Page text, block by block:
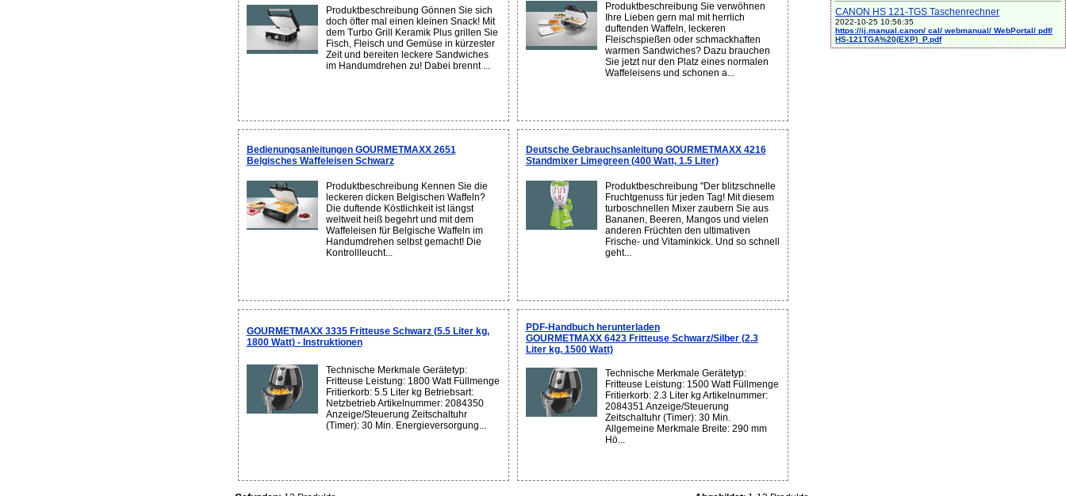
Produktbeschreibung Gönnen Sie sich
doch öfter mal einen kleinen Snack! Mit
dem Turbo Grill Keramik Plus grillen Sie
Fisch, Fleisch und Gemüse in kürzester
Zeit und bereiten leckere Sandwiches
im Handumdrehen zu! Dabei brennt ...
Produktbeschreibung Sie verwöhnen
Ihre Lieben gern mal mit herrlich
duftenden Waffeln, leckeren
Fleischspießen oder schmackhaften
warmen Sandwiches? Dazu brauchen
Sie jetzt nur den Platz eines normalen
Waffeleisens und schonen a...
Bedienungsanleitungen GOURMETMAXX 2651
Belgisches Waffeleisen Schwarz
Produktbeschreibung Kennen Sie die
leckeren dicken Belgischen Waffeln?
Die duftende Köstlichkeit ist längst
weltweit heiß begehrt und mit dem
Waffeleisen für Belgische Waffeln im
Handumdrehen selbst gemacht! Die
Kontrollleucht...
Deutsche Gebrauchsanleitung GOURMETMAXX 4216
Standmixer Limegreen (400 Watt, 1.5 Liter)
Produktbeschreibung "Der blitzschnelle
Fruchtgenuss für jeden Tag! Mit diesem
turboschnellen Mixer zaubern Sie aus
Bananen, Beeren, Mangos und vielen
anderen Früchten den ultimativen
Frische- und Vitaminkick. Und so schnell
geht...
GOURMETMAXX 3335 Fritteuse Schwarz (5.5 Liter kg,
1800 Watt) - Instruktionen
Technische Merkmale Gerätetyp:
Fritteuse Leistung: 1800 Watt Füllmenge
Fritierkorb: 5.5 Liter kg Betriebsart:
Netzbetrieb Artikelnummer: 2084350
Anzeige/Steuerung Zeitschaltuhr
(Timer): 30 Min. Energieversorgung...
PDF-Handbuch herunterladen
GOURMETMAXX 6423 Fritteuse Schwarz/Silber (2.3
Liter kg, 1500 Watt)
Technische Merkmale Gerätetyp:
Fritteuse Leistung: 1500 Watt Füllmenge
Fritierkorb: 2.3 Liter kg Artikelnummer:
2084351 Anzeige/Steuerung
Zeitschaltuhr (Timer): 30 Min.
Allgemeine Merkmale Breite: 290 mm
Hö...
CANON HS 121-TGS Taschenrechner
2022-10-25 10:56:35
https://ij.manual.canon/ cal/ webmanual/ WebPortal/ pdf/
HS-121TGA%20(EXP)_P.pdf